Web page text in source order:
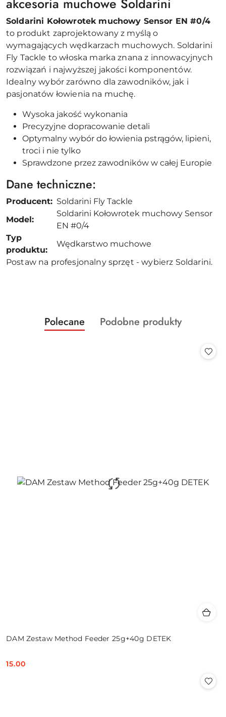
Soldarini Kołowrotek muchowy Sensor EN #0/4
to produkt zaprojektowany z myślą o
wymagających wędkarzach muchowych. Soldarini
Fly Tackle to włoska marka znana z innowacyjnych
rozwiązań i najwyższej jakości komponentów.
Idealny wybór zarówno dla zawodników, jak i
pasjonatów łowienia na muchę.
Wysoka jakość wykonania
Precyzyjne dopracowanie detali
Optymalny wybór do łowienia pstrągów, lipieni,
troci i nie tylko
Sprawdzone przez zawodników w całej Europie
Dane techniczne:
Producent: Soldarini Fly Tackle
Model:
Soldarini Kołowrotek muchowy Sensor
EN #0/4
Typ
produktu:
Wędkarstwo muchowe
Postaw na profesjonalny sprzęt - wybierz Soldarini.
Pomiń karuzelę produktów
Produkty
o
Polecane
Produkty
Podobne produkty
DAM Zestaw Method Feeder 25g+40g DETEK
Cena:
15.00